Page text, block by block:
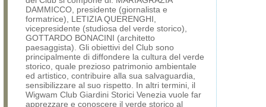
DAMMICCO, presidente (giornalista e
formatrice), LETIZIA QUERENGHI,
vicepresidente (studiosa del verde storico),
GOTTARDO BONACINI (architetto
paesaggista). Gli obiettivi del Club sono
principalmente di diffondere la cultura del verde
storico, quale prezioso patrimonio ambientale
ed artistico, contribuire alla sua salvaguardia,
sensibilizzare al suo rispetto. In altri termini, il
Wigwam Club Giardini Storici Venezia vuole far
apprezzare e conoscere il verde storico al